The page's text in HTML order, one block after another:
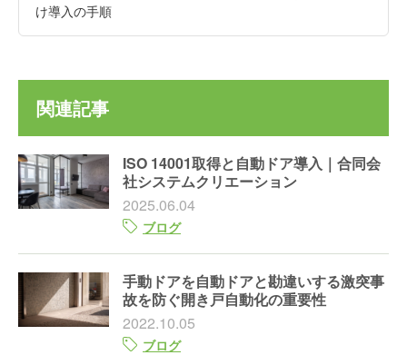
け導入の手順
関連記事
ISO 14001取得と自動ドア導入｜合同会
社システムクリエーション
2025.06.04
ブログ
手動ドアを自動ドアと勘違いする激突事
故を防ぐ開き戸自動化の重要性
2022.10.05
ブログ